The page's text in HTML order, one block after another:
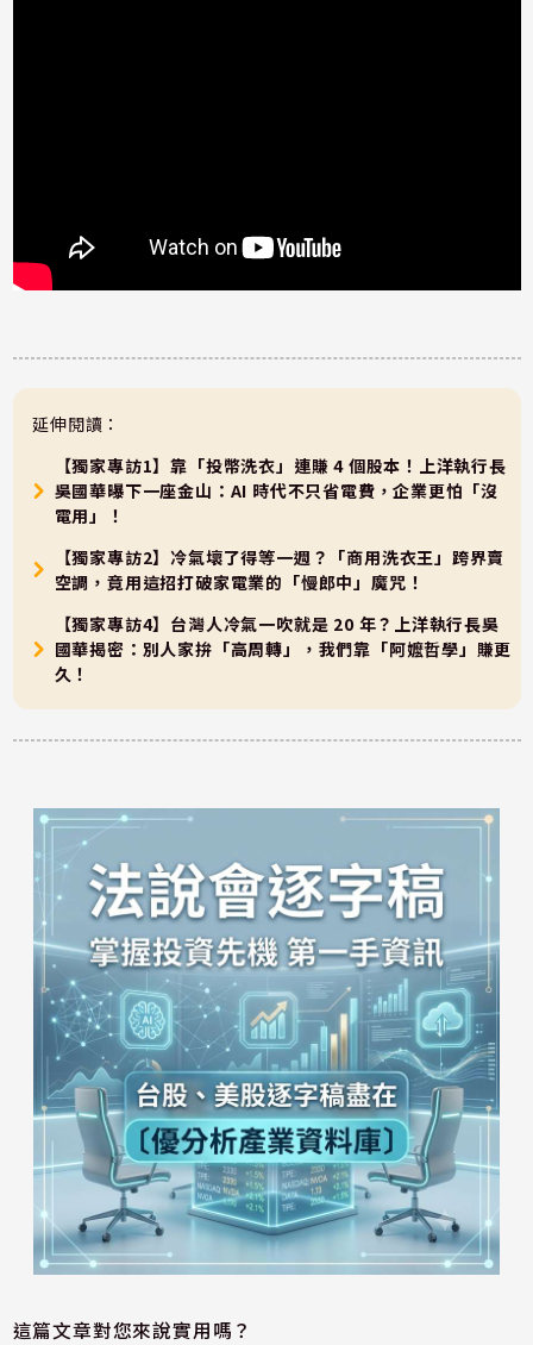
延伸閱讀：
【獨家專訪1】靠「投幣洗衣」連賺 4 個股本！上洋執行長
吳國華曝下一座金山：AI 時代不只省電費，企業更怕「沒
電用」！
【獨家專訪2】冷氣壞了得等一週？「商用洗衣王」跨界賣
空調，竟用這招打破家電業的「慢郎中」魔咒！
【獨家專訪4】台灣人冷氣一吹就是 20 年？上洋執行長吳
國華揭密：別人家拚「高周轉」，我們靠「阿嬤哲學」賺更
久！
這篇文章對您來說實用嗎？